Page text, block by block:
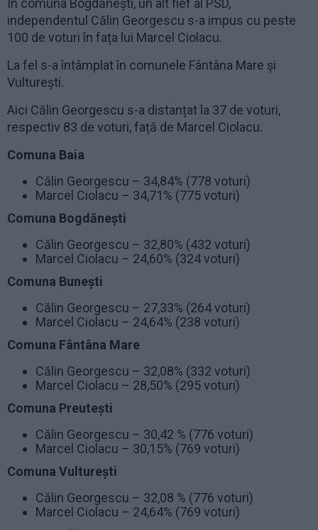
În comuna Bogdănești, un alt fief al PSD,
independentul Călin Georgescu s-a impus cu peste
100 de voturi în fața lui Marcel Ciolacu.
La fel s-a întâmplat în comunele Fântâna Mare și
Vulturești.
Aici Călin Georgescu s-a distanțat la 37 de voturi,
respectiv 83 de voturi, față de Marcel Ciolacu.
Comuna Baia
Călin Georgescu – 34,84% (778 voturi)
Marcel Ciolacu – 34,71% (775 voturi)
Comuna Bogdănești
Călin Georgescu – 32,80% (432 voturi)
Marcel Ciolacu – 24,60% (324 voturi)
Comuna Bunești
Călin Georgescu – 27,33% (264 voturi)
Marcel Ciolacu – 24,64% (238 voturi)
Comuna Fântâna Mare
Călin Georgescu – 32,08% (332 voturi)
Marcel Ciolacu – 28,50% (295 voturi)
Comuna Preutești
Călin Georgescu – 30,42 % (776 voturi)
Marcel Ciolacu – 30,15% (769 voturi)
Comuna Vulturești
Călin Georgescu – 32,08 % (776 voturi)
Marcel Ciolacu – 24,64% (769 voturi)